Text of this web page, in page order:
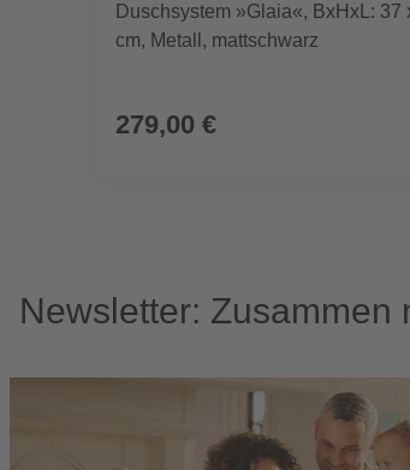
Duschsystem »Glaia«, BxHxL: 37
cm, Metall, mattschwarz
279,00 €
Newsletter: Zusammen